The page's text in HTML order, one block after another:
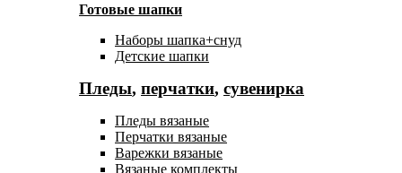
Готовые шапки
Наборы шапка+снуд
Детские шапки
Пледы, перчатки, сувенирка
Пледы вязаные
Перчатки вязаные
Варежки вязаные
Вязаные комплекты